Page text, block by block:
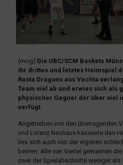
(mog) Die UBC/SCM Baskets
ihr drittes und letztes Heimspiel
Rasta Dragons aus Vechta
Team viel ab und erwies sich als
physischer Gegner der über viel
verfügt.
Angetrieben von den überragenden
und Lorenz Neuhaus kassierte das
lies sich auch von der eigenen
beirren. Alle vier Viertel gewannen
zwei der Spielabschnitte weniger als